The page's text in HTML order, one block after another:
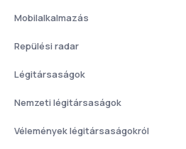
Mobilalkalmazás
Repülési radar
Légitársaságok
Nemzeti légitársaságok
Vélemények légitársaságokról